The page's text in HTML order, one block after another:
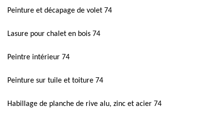
Peinture et décapage de volet 74
Lasure pour chalet en bois 74
Peintre intérieur 74
Peinture sur tuile et toiture 74
Habillage de planche de rive alu, zinc et acier 74